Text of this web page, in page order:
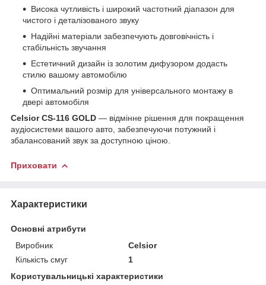
Висока чутливість і широкий частотний діапазон для
чистого і деталізованого звуку
Надійні матеріали забезпечують довговічність і
стабільність звучання
Естетичний дизайн із золотим дифузором додасть
стилю вашому автомобілю
Оптимальний розмір для універсального монтажу в
двері автомобіля
Celsior CS-116 GOLD — відмінне рішення для покращення
аудіосистеми вашого авто, забезпечуючи потужний і
збалансований звук за доступною ціною.
Приховати
Характеристики
Основні атрибути
Виробник
Celsior
Кількість смуг
1
Користувальницькі характеристики